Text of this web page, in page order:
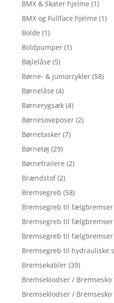
BMX & Skater hjelme (1)
BMX og Fullface hjelme (1)
Bolde (1)
Boldpumper (1)
Bøjlelåse (5)
Børne- & juniorcykler (58)
Børnelåse (4)
Børnerygsæk (4)
Børnesoveposer (2)
Børnetasker (7)
Børnetøj (29)
Børnetrailere (2)
Brændstof (2)
Bremsegreb (58)
Bremsegreb til fælgbremser
Bremsegreb til fælgbremser
Bremsegreb til fælgbremser
Bremsegreb til hydrauliske
Bremsekabler (39)
Bremseklodser /
Bremseklodser / Bremsesko